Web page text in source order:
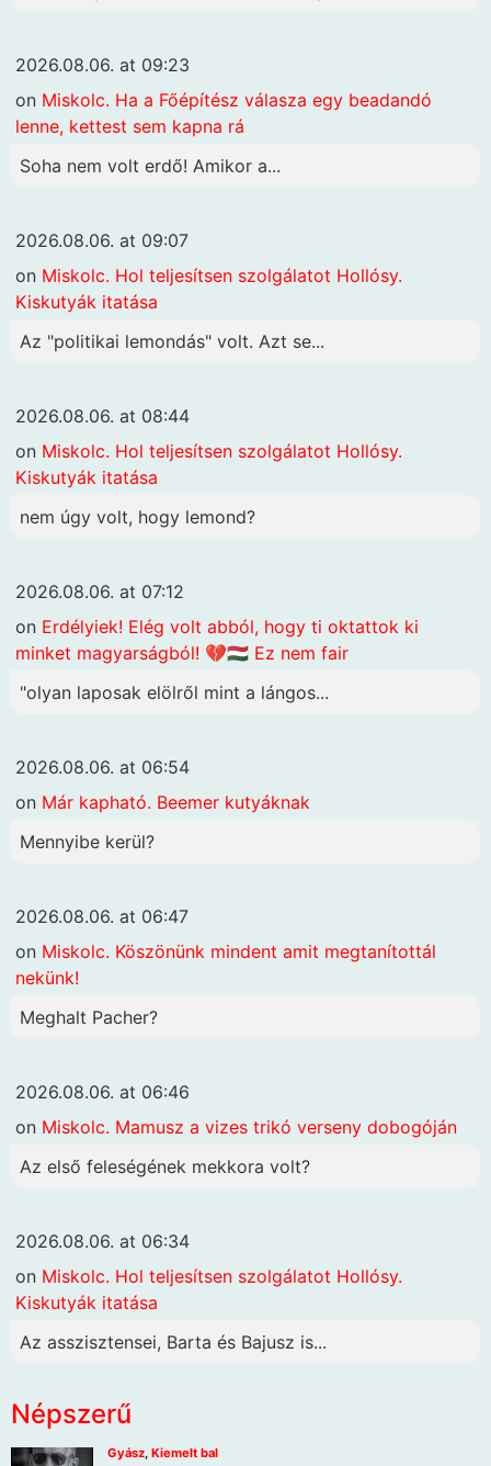
2026.08.06. at 09:23
on Miskolc. Ha a Főépítész válasza egy beadandó
lenne, kettest sem kapna rá
Soha nem volt erdő! Amikor a...
2026.08.06. at 09:07
on Miskolc. Hol teljesítsen szolgálatot Hollósy.
Kiskutyák itatása
Az "politikai lemondás" volt. Azt se...
2026.08.06. at 08:44
on Miskolc. Hol teljesítsen szolgálatot Hollósy.
Kiskutyák itatása
nem úgy volt, hogy lemond?
2026.08.06. at 07:12
on Erdélyiek! Elég volt abból, hogy ti oktattok ki
minket magyarságból! 💔🇭🇺 Ez nem fair
"olyan laposak elölről mint a lángos...
2026.08.06. at 06:54
on Már kapható. Beemer kutyáknak
Mennyibe kerül?
2026.08.06. at 06:47
on Miskolc. Köszönünk mindent amit megtanítottál
nekünk!
Meghalt Pacher?
2026.08.06. at 06:46
on Miskolc. Mamusz a vizes trikó verseny dobogóján
Az első feleségének mekkora volt?
2026.08.06. at 06:34
on Miskolc. Hol teljesítsen szolgálatot Hollósy.
Kiskutyák itatása
Az asszisztensei, Barta és Bajusz is...
Népszerű